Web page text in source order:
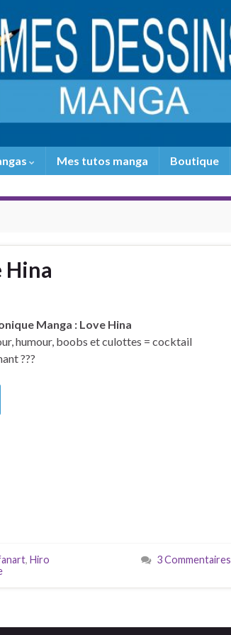
Mes tutos manga Boutique
Hina
Manga : Love Hina
humour, boobs et culottes = cocktail
???
, Hiro
3 Commentaires